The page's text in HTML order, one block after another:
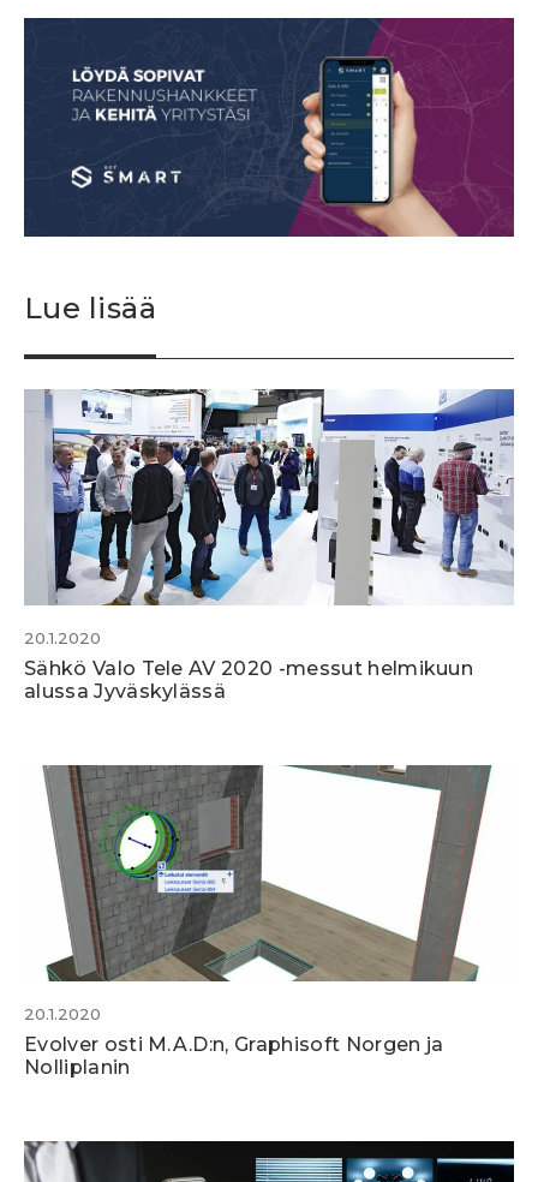
Lue lisää
20.1.2020
Sähkö Valo Tele AV 2020 -messut helmikuun
alussa Jyväskylässä
20.1.2020
Evolver osti M.A.D:n, Graphisoft Norgen ja
Nolliplanin